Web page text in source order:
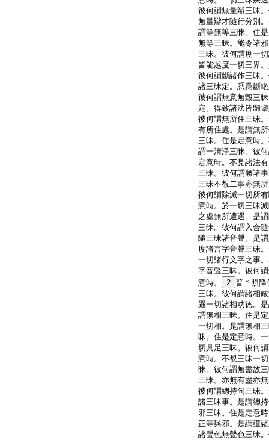
彼何謂無量辯三昧
無量辯才隨行分別
謂等無等三昧。住
無等三昧。能令諸
三昧。彼何謂度一
皆能越度一切三界
彼何謂斷諸作三昧
諸三昧定。悉爲斷
彼何謂無意無毀三
定。得致諸法皆歸
彼何謂無所住三昧
有所住處。是謂無
三昧。住是定意時
謂一清淨三昧。彼
定意時。不見諸法
三昧。彼何謂勝諸
三昧不覩二事亦無
彼何謂除滅一切所
意時。於一切三昧
之處無所遭遇。是
三昧。彼何謂入合
隨三昧諸音聲。是
度諸言字音聲三昧
一切諸行文字之事
字音聲三昧。彼何
意時。
2 普＊照降
三昧。彼何謂諸相
嚴一切諸相功徳。
謂無相三昧。住是
一切相。是謂無相
昧。住是定意時。
切具足三昧。彼何
意時。不覩三昧一
昧。彼何謂無盡故
三昧。亦無有盡亦
彼何謂總持句三昧
諸三昧事。是謂總
邪三昧。住是定意
正等與邪。是謂護
諸聲色無聲色三昧